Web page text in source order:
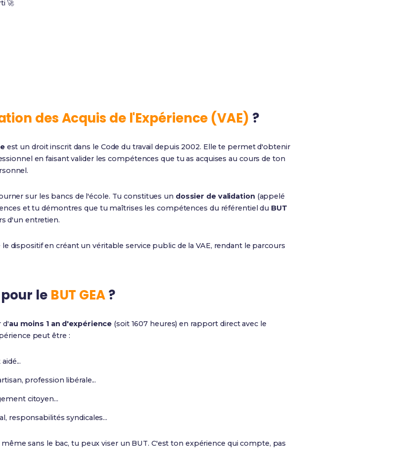
🚀
des Acquis de l'Expérience (VAE) ?
est un droit inscrit dans le Code du travail depuis 2002. Elle te permet d'obtenir
en faisant valider les compétences que tu as acquises au cours de ton
sur les bancs de l'école. Tu constitues un dossier de validation (appelé
et tu démontres que tu maîtrises les compétences du référentiel du BUT
d'un entretien.
dispositif en créant un véritable service public de la VAE, rendant le parcours
le BUT GEA?
d'au moins 1 an d'expérience (soit 1607 heures) en rapport direct avec le
peut être :
profession libérale...
citoyen...
responsabilités syndicales...
même sans le bac, tu peux viser un BUT. C'est ton expérience qui compte, pas